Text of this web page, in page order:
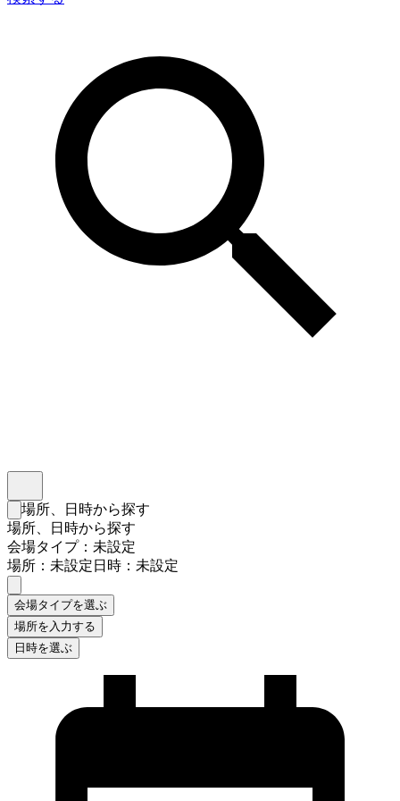
検索フォームを閉じる
場所、日時から探す
場所、日時から探す
会場タイプ：未設定
場所：未設定日時：未設定
会場タイプを選ぶ
場所を入力する
日時を選ぶ